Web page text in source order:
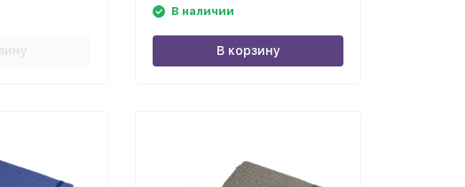
В наличии
В корзину